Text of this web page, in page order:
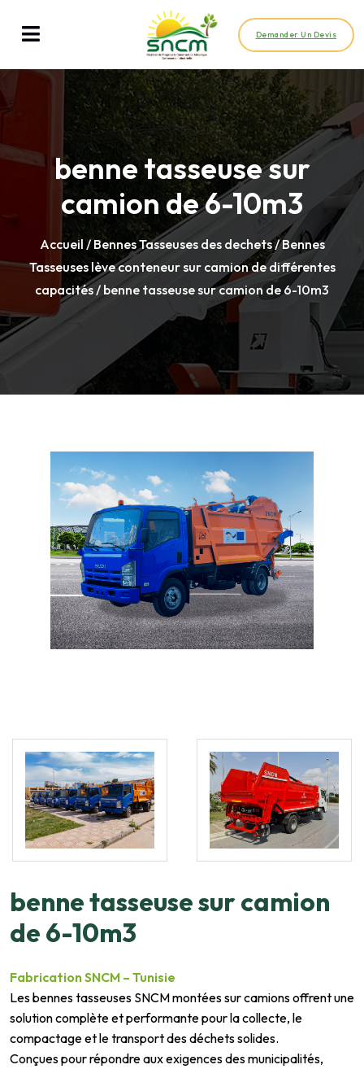
Demander Un Devis
benne tasseuse sur
camion de 6-10m3
Accueil /Bennes Tasseuses des dechets/Bennes
Tasseuses lève conteneur sur camion de différentes
capacités/ benne tasseuse sur camion de 6-10m3
benne tasseuse sur camion
de 6-10m3
Fabrication SNCM – Tunisie
Les bennes tasseuses SNCM montées sur camions offrent une
solution complète et performante pour la collecte, le
compactage et le transport des déchets solides.
Conçues pour répondre aux exigences des municipalités,